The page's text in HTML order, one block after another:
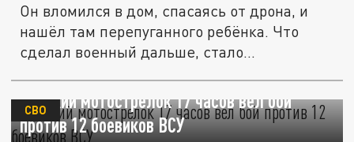
Он вломился в дом, спасаясь от дрона, и
нашёл там перепуганного ребёнка. Что
сделал военный дальше, стало...
Русский мотострелок 17 часов вел бой
против 12 боевиков ВСУ
СВО